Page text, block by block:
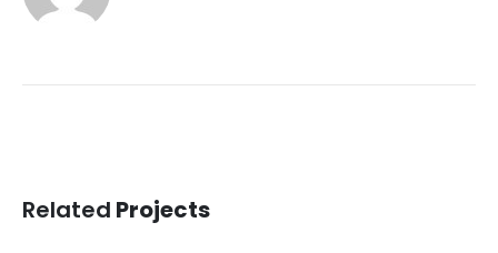
Related Projects